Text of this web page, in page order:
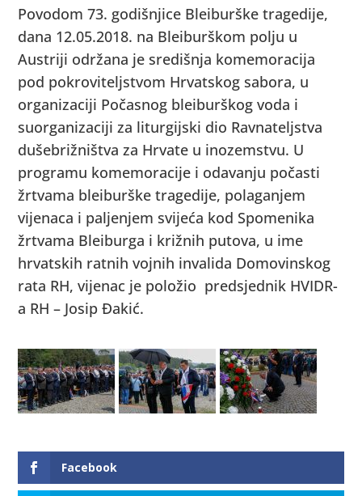
Povodom 73. godišnjice Bleiburške tragedije,
dana 12.05.2018. na Bleiburškom polju u
Austriji održana je središnja komemoracija
pod pokroviteljstvom Hrvatskog sabora, u
organizaciji Počasnog bleiburškog voda i
suorganizaciji za liturgijski dio Ravnateljstva
dušebrižništva za Hrvate u inozemstvu. U
programu komemoracije i odavanju počasti
žrtvama bleiburške tragedije, polaganjem
vijenaca i paljenjem svijeća kod Spomenika
žrtvama Bleiburga i križnih putova, u ime
hrvatskih ratnih vojnih invalida Domovinskog
rata RH, vijenac je položio predsjednik HVIDR-
a RH – Josip Đakić.
Facebook